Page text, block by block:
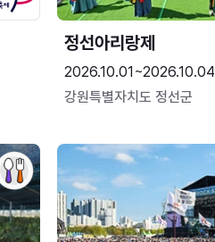
정선아리랑제
2026.10.01~2026.10.04
강원특별자치도 정선군